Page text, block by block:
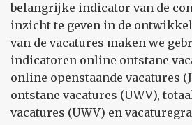
belangrijke indicator van de
inzicht te geven in de
van de vacatures maken we
indicatoren online ontstane
online openstaande vacatures
ontstane vacatures (UWV),
vacatures (UWV) en